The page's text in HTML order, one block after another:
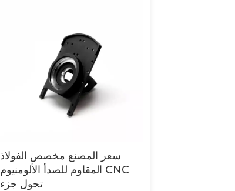
سعر المصنع مخصص الفولاذ
المقاوم للصدأ الألومنيوم CNC
تحول جزء